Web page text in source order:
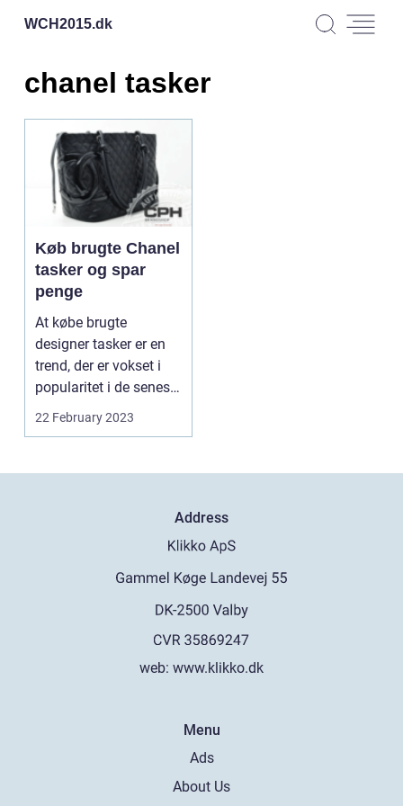
WCH2015.dk
chanel tasker
Køb brugte Chanel
tasker og spar
penge
At købe brugte
designer tasker er en
trend, der er vokset i
popularitet i de seneste
år. Det er ikke...
22 February 2023
Address
web: www.klikko.dk
Menu
Ads
About Us